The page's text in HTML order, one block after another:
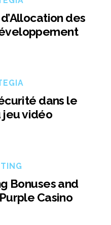
des
dans le
vidéo
Bonuses and
Casino